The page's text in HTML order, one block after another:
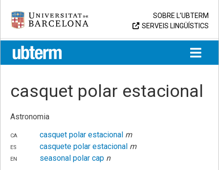
content
Universitat de Barcelona
SOBRE L’UBTERM
SERVEIS LINGÜÍSTICS
UB > UBTERM
casquet polar estacional
Astronomia
ca
casquet polar estacional m
es
casquete polar estacional m
en
seasonal polar cap n